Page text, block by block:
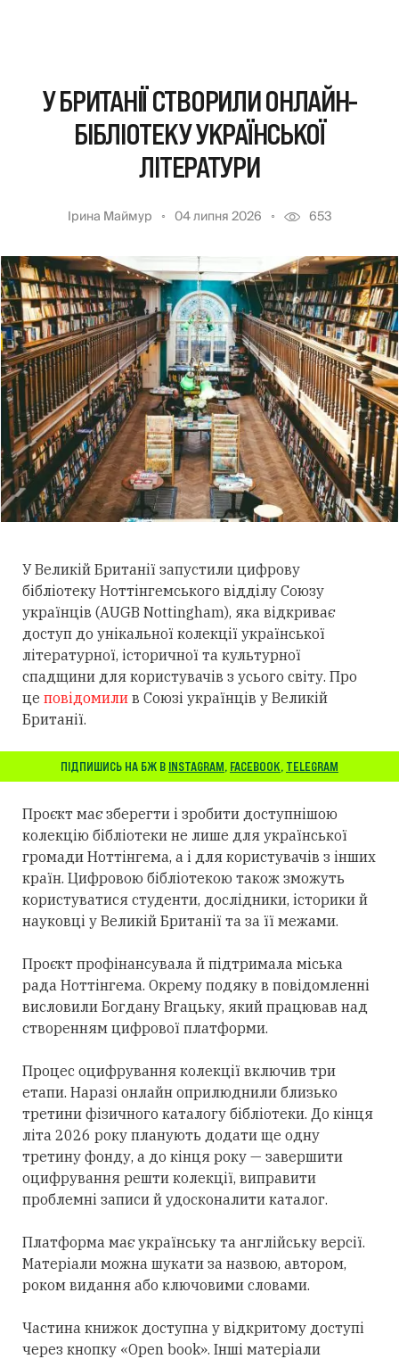
У БРИТАНІЇ СТВОРИЛИ ОНЛАЙН-
БІБЛІОТЕКУ УКРАЇНСЬКОЇ
ЛІТЕРАТУРИ
Ірина Маймур 04 липня 2026 653
У Великій Британії запустили цифрову
бібліотеку Ноттінгемського відділу Союзу
українців (AUGB Nottingham), яка відкриває
доступ до унікальної колекції української
літературної, історичної та культурної
спадщини для користувачів з усього світу. Про
це повідомили в Союзі українців у Великій
Британії.
ПІДПИШИСЬ НА БЖ В INSTAGRAM, FACEBOOK, TELEGRAM
Проєкт має зберегти і зробити доступнішою
колекцію бібліотеки не лише для української
громади Ноттінгема, а і для користувачів з інших
країн. Цифровою бібліотекою також зможуть
користуватися студенти, дослідники, історики й
науковці у Великій Британії та за її межами.
Проєкт профінансувала й підтримала міська
рада Ноттінгема. Окрему подяку в повідомленні
висловили Богдану Вгацьку, який працював над
створенням цифрової платформи.
Процес оцифрування колекції включив три
етапи. Наразі онлайн оприлюднили близько
третини фізичного каталогу бібліотеки. До кінця
літа 2026 року планують додати ще одну
третину фонду, а до кінця року — завершити
оцифрування решти колекції, виправити
проблемні записи й удосконалити каталог.
Платформа має українську та англійську версії.
Матеріали можна шукати за назвою, автором,
роком видання або ключовими словами.
Частина книжок доступна у відкритому доступі
через кнопку «Open book». Інші матеріали